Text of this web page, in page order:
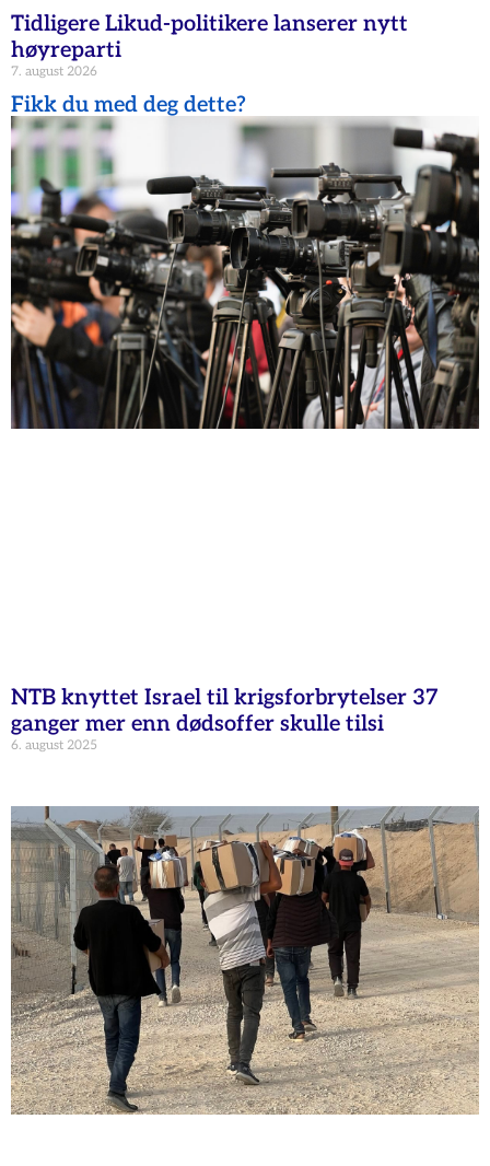
Tidligere Likud-politikere lanserer nytt
høyreparti
7. august 2026
Fikk du med deg dette?
NTB knyttet Israel til krigsforbrytelser 37
ganger mer enn dødsoffer skulle tilsi
6. august 2025